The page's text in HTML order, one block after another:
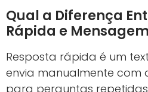
Qual a Diferença
Rápida e
Resposta rápida é um
envia manualmente com
para perguntas